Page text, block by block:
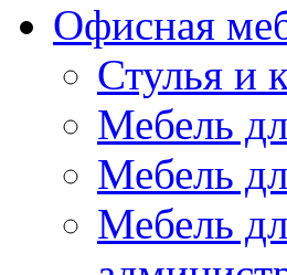
Офисная
Стулья и
Мебель
Мебель
Мебель